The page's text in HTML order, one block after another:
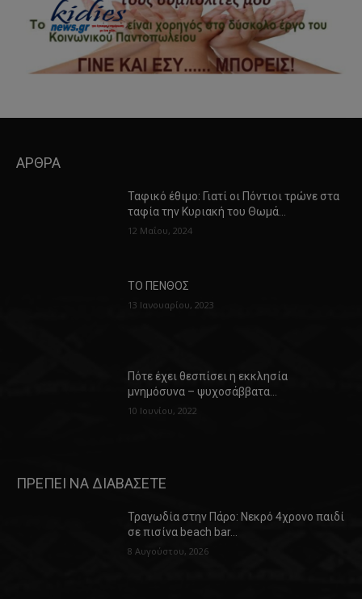
ΑΡΘΡΑ
Ταφικό έθιμο: Γιατί οι Πόντιοι τρώνε στα
ταφία την Κυριακή του Θωμά…
12 Μαΐου, 2024
ΤΟ ΠΕΝΘΟΣ
13 Ιανουαρίου, 2023
Πότε έχει θεσπίσει η εκκλησία
μνημόσυνα – ψυχοσάββατα…
10 Ιουνίου, 2022
ΠΡΕΠΕΙ ΝΑ ΔΙΑΒΑΣΕΤΕ
Τραγωδία στην Πάρο: Νεκρό 4χρονο παιδί
σε πισίνα beach bar…
8 Αυγούστου, 2026